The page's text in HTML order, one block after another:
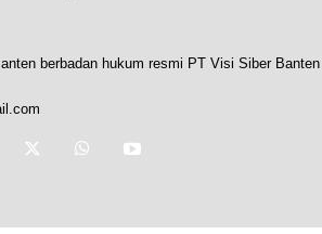
berbadan hukum resmi PT Visi Siber Banten